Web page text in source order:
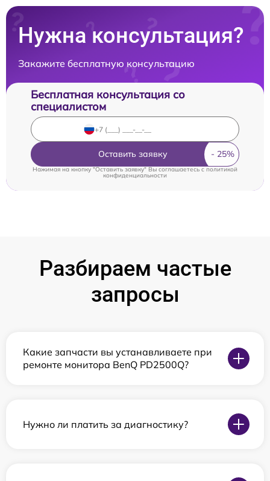
Нужна консультация?
Закажите бесплатную консультацию
Бесплатная консультация со
специалистом
Оставить заявку
Нажимая на кнопку "Оставить заявку" Вы соглашаетесь cполитикой
конфиденциальности
Разбираем частые
запросы
Какие запчасти вы устанавливаете при
ремонте монитора BenQ PD2500Q?
Нужно ли платить за диагностику?